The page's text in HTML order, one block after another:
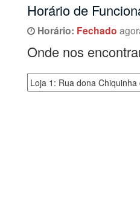
Horário de
Horário: Fechado
Onde nos